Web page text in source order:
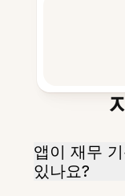
앱이 재무
있나요?